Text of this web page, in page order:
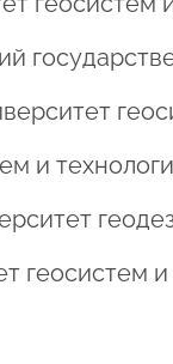
и
геосистем